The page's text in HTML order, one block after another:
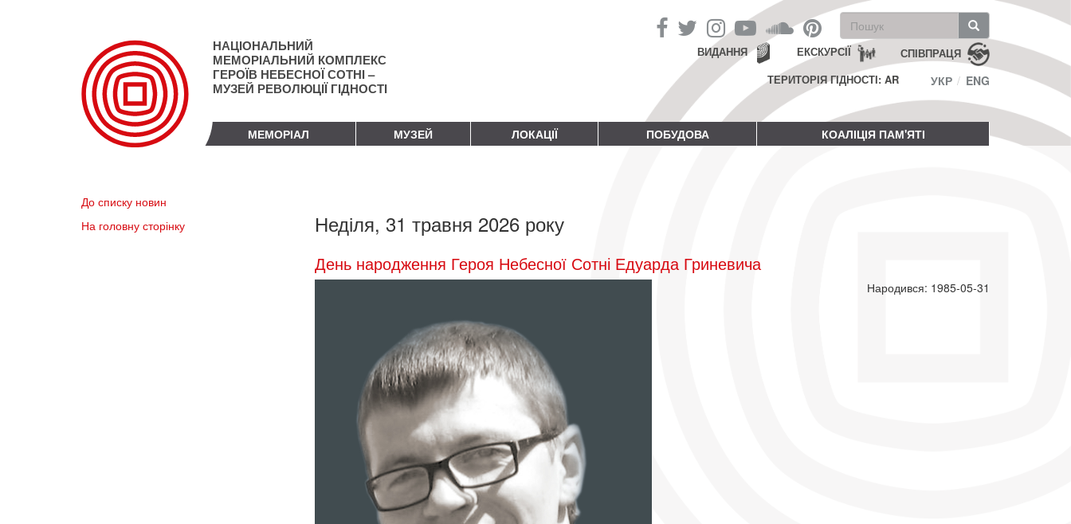
НАЦІОНАЛЬНИЙ
МЕМОРІАЛЬНИЙ КОМПЛЕКС
ГЕРОЇВ НЕБЕСНОЇ СОТНІ –
МУЗЕЙ РЕВОЛЮЦІЇ ГІДНОСТІ
Пошукова
форма
Пошук СПІВПРАЦЯ
ЕКСКУРСІЇ
ВИДАННЯ
ТЕРИТОРІЯ ГІДНОСТІ: AR
УКР ENG
МЕМОРІАЛ МУЗЕЙ ЛОКАЦІЇ ПОБУДОВА КОАЛІЦІЯ ПАМ'ЯТІ
До списку новин
На головну сторінку
Неділя, 31 травня 2026 року
День народження Героя Небесної Сотні Едуарда Гриневича
Народився: 1985-05-31